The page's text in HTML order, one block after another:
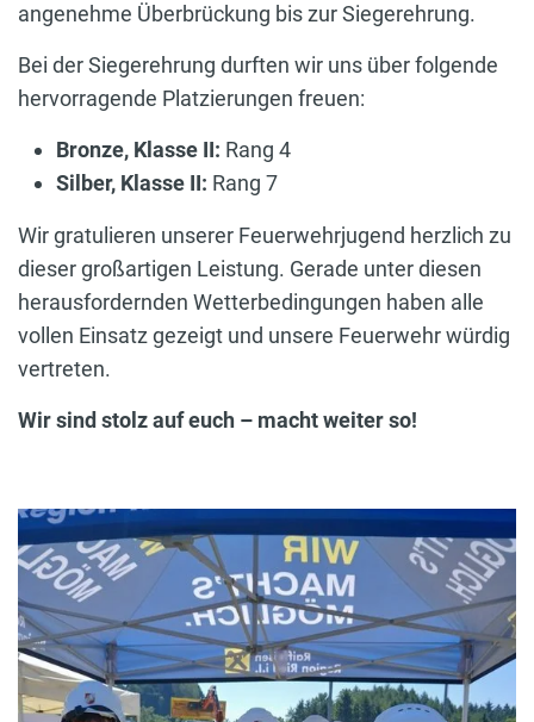
angenehme Überbrückung bis zur Siegerehrung.
Bei der Siegerehrung durften wir uns über folgende
hervorragende Platzierungen freuen:
Bronze, Klasse II: Rang 4
Silber, Klasse II: Rang 7
Wir gratulieren unserer Feuerwehrjugend herzlich zu
dieser großartigen Leistung. Gerade unter diesen
herausfordernden Wetterbedingungen haben alle
vollen Einsatz gezeigt und unsere Feuerwehr würdig
vertreten.
Wir sind stolz auf euch – macht weiter so!